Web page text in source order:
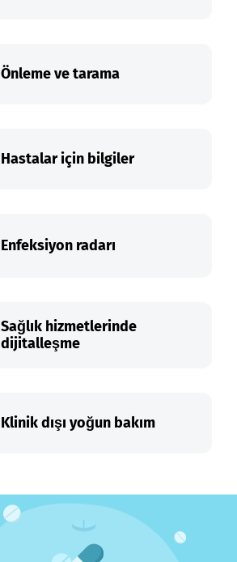
Önleme ve tarama
Hastalar için bilgiler
Enfeksiyon radarı
Sağlık hizmetlerinde
dijitalleşme
Klinik dışı yoğun bakım